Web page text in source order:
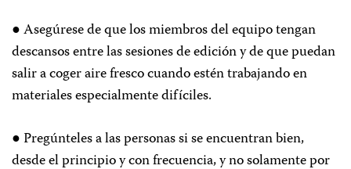
● Asegúrese de que los miembros del equipo tengan
descansos entre las sesiones de edición y de que puedan
salir a coger aire fresco cuando estén trabajando en
materiales especialmente difíciles.
● Pregúnteles a las personas si se encuentran bien,
desde el principio y con frecuencia, y no solamente por